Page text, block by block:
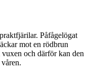
Påfågelögat
mot en rödbrun
och därför kan den